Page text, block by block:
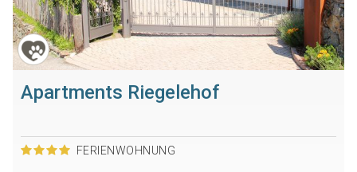
Apartments Riegelehof
FERIENWOHNUNG